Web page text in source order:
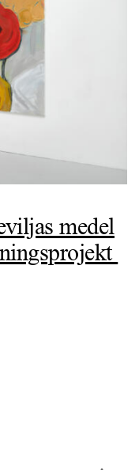
medel